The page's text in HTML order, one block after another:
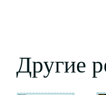
Другие